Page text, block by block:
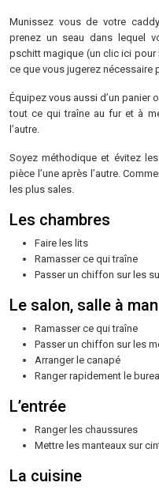
Munissez vous de votre
prenez un seau dans lequel
pschitt magique (un clic ici
ce que vous jugerez nécessaire
Équipez vous aussi d’un panier
tout ce qui traîne au fur et à
l’autre.
Soyez méthodique et évitez
pièce l’une après l’autre.
les plus sales.
Les chambres
Faire les lits
Ramasser ce qui traîne
Passer un chiffon sur les
Le salon, salle à
Ramasser ce qui traîne
Passer un chiffon sur les
Arranger le canapé
Ranger rapidement le
L’entrée
Ranger les chaussures
Mettre les manteaux sur
La cuisine